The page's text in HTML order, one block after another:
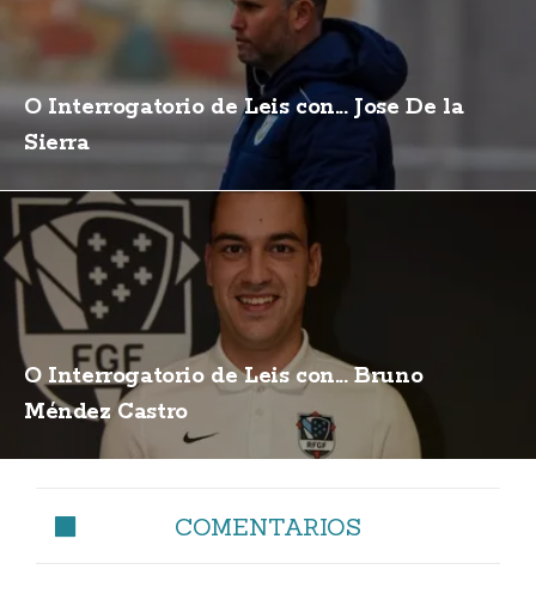
O Interrogatorio de Leis con... Jose De la
Sierra
O Interrogatorio de Leis con... Bruno
Méndez Castro
COMENTARIOS